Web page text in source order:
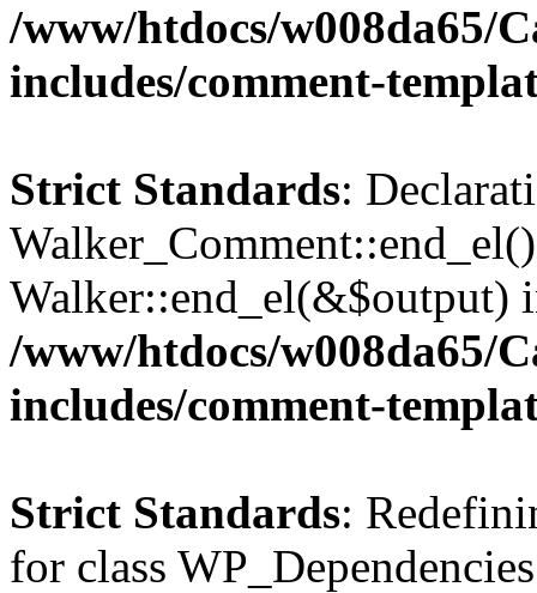
/www/htdocs/w008da65/
includes/comment-
Strict Standards:
Walker::end_el(&$output)
/www/htdocs/w008da65/
includes/comment-
Strict Standards:
for class